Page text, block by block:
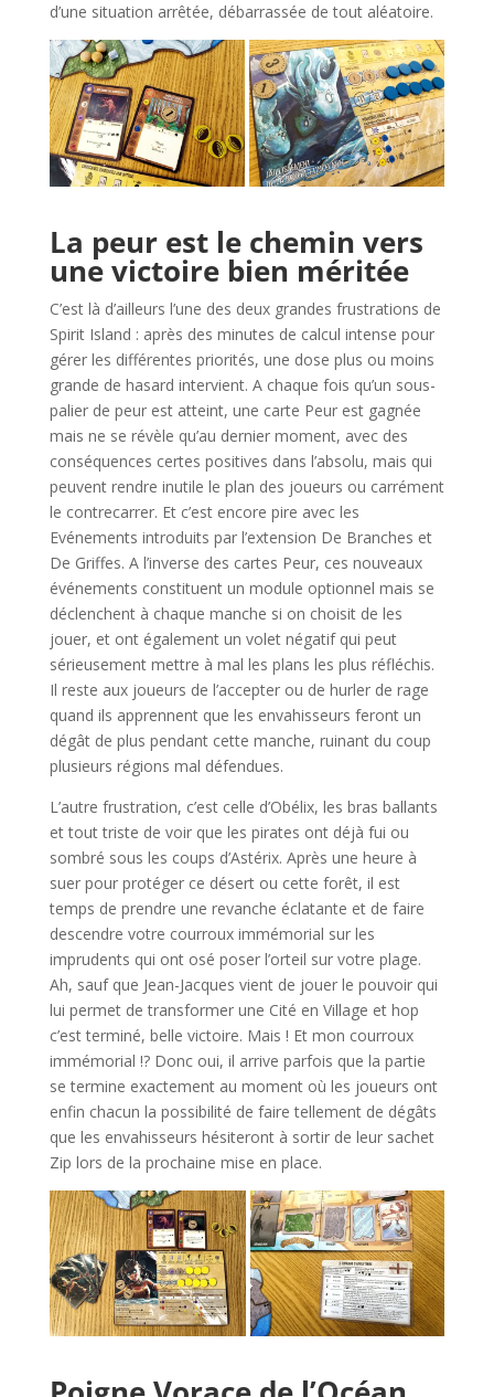
d’une situation arrêtée, débarrassée de tout aléatoire.
La peur est le chemin vers
une victoire bien méritée
C’est là d’ailleurs l’une des deux grandes frustrations de
Spirit Island : après des minutes de calcul intense pour
gérer les différentes priorités, une dose plus ou moins
grande de hasard intervient. A chaque fois qu’un sous-
palier de peur est atteint, une carte Peur est gagnée
mais ne se révèle qu’au dernier moment, avec des
conséquences certes positives dans l’absolu, mais qui
peuvent rendre inutile le plan des joueurs ou carrément
le contrecarrer. Et c’est encore pire avec les
Evénements introduits par l’extension De Branches et
De Griffes. A l’inverse des cartes Peur, ces nouveaux
événements constituent un module optionnel mais se
déclenchent à chaque manche si on choisit de les
jouer, et ont également un volet négatif qui peut
sérieusement mettre à mal les plans les plus réfléchis.
Il reste aux joueurs de l’accepter ou de hurler de rage
quand ils apprennent que les envahisseurs feront un
dégât de plus pendant cette manche, ruinant du coup
plusieurs régions mal défendues.
L’autre frustration, c’est celle d’Obélix, les bras ballants
et tout triste de voir que les pirates ont déjà fui ou
sombré sous les coups d’Astérix. Après une heure à
suer pour protéger ce désert ou cette forêt, il est
temps de prendre une revanche éclatante et de faire
descendre votre courroux immémorial sur les
imprudents qui ont osé poser l’orteil sur votre plage.
Ah, sauf que Jean-Jacques vient de jouer le pouvoir qui
lui permet de transformer une Cité en Village et hop
c’est terminé, belle victoire. Mais ! Et mon courroux
immémorial !? Donc oui, il arrive parfois que la partie
se termine exactement au moment où les joueurs ont
enfin chacun la possibilité de faire tellement de dégâts
que les envahisseurs hésiteront à sortir de leur sachet
Zip lors de la prochaine mise en place.